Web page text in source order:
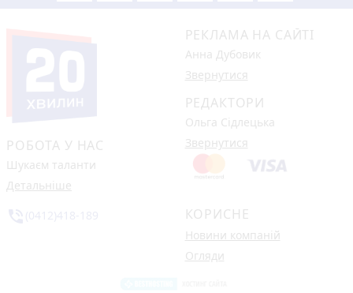
РОБОТА У НАС
Шукаєм таланти
Детальніше
РЕКЛАМА НА САЙТІ
Анна Дубовик
Звернутися
РЕДАКТОРИ
Ольга Сідлецька
Звернутися
КОРИСНЕ
Новини компаній
Огляди